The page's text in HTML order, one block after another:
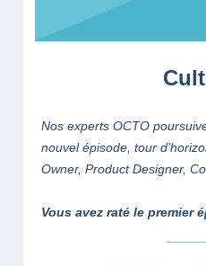
Nos experts OCTO
nouvel épisode, tour
Owner, Product Designer,
Vous avez raté le premier